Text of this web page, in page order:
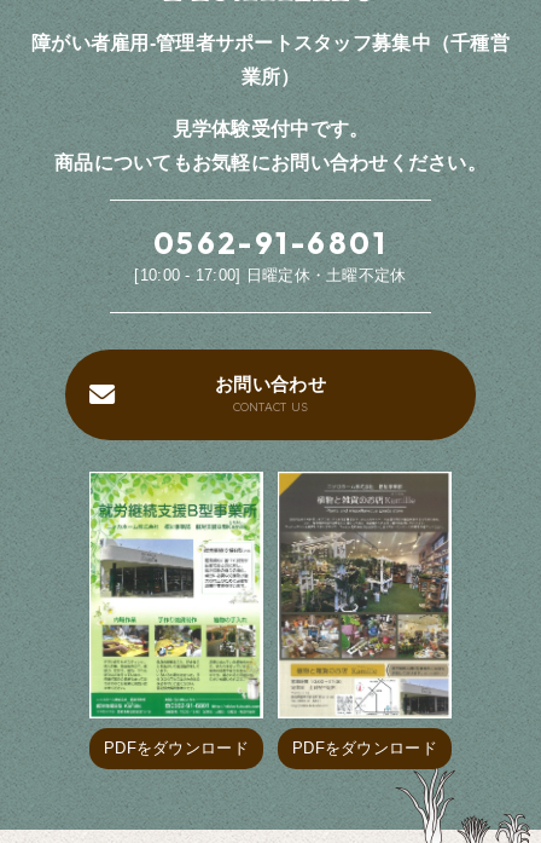
障がい者雇用-管理者サポートスタッフ募集中（千種営
業所）
見学体験受付中です。
商品についてもお気軽にお問い合わせください。
0562-91-6801
[10:00 - 17:00] 日曜定休・土曜不定休
お問い合わせ
CONTACT US
PDFをダウンロード PDFをダウンロード